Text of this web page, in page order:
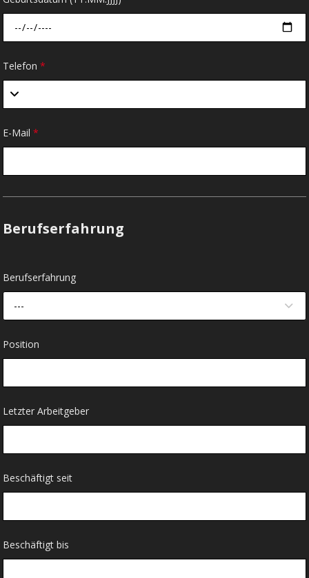
Telefon*
E-Mail*
Berufserfahrung
Berufserfahrung
---
Position
Letzter Arbeitgeber
Beschäftigt seit
Beschäftigt bis